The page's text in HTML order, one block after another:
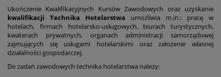
Ukończenie Kwalifikacyjnych Kursów Zawodowych oraz uzyskanie
kwalifikacji Technika Hotelarstwa umożliwia m.in.: pracę w
hotelach, firmach hotelarsko-usługowych, biurach turystycznych,
kwaterach prywatnych, organach administracji samorządowej
zajmujących się usługami hotelarskimi oraz założenie własnej
działalności gospodarczej.
Do zadań zawodowych technika hotelarstwa należy: